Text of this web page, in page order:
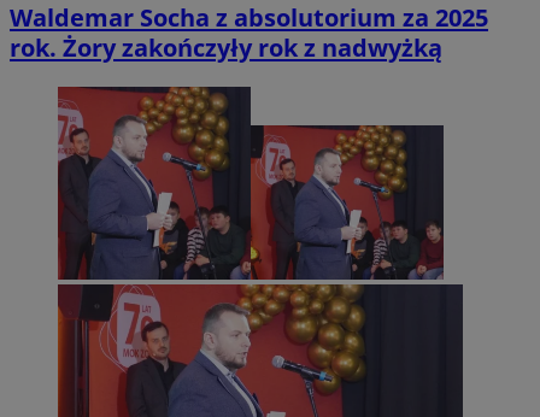
Waldemar Socha z absolutorium za 2025
rok. Żory zakończyły rok z nadwyżką